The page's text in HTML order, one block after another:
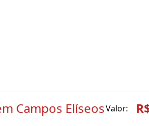
Campos ElíseosValor: